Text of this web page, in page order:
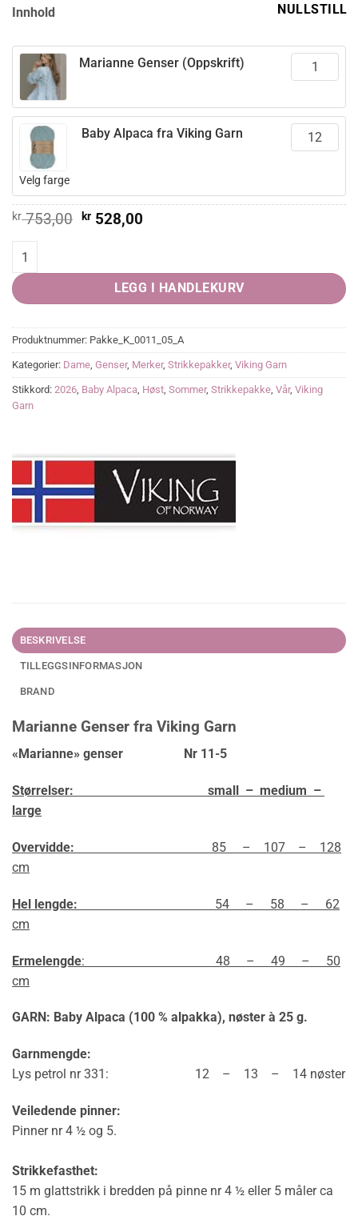
Innhold NULLSTILL
Marianne Genser (Oppskrift)
Velg farge
Baby Alpaca fra Viking Garn
kr753,00 Opprinnelig
kr528,00Nåværende
Marianne Genser quantity
LEGG I HANDLEKURV
Produktnummer: Pakke_K_0011_05_A
Kategorier: Dame Genser, Merker, Strikkepakker, Viking Garn
Stikkord: 2026 Baby Alpaca Høst Sommer, Strikkepakke Vår, Viking
Garn
BESKRIVELSE
TILLEGGSINFORMASJON
BRAND
Marianne Genser fra Viking Garn
«Marianne» genser Nr 11-5
Størrelser: small – medium –
large
Overvidde: 85 – 107 – 128
cm
Hel lengde: 54 – 58 – 62
cm
Ermelengde: 48 – 49 – 50
cm
GARN: Baby Alpaca (100 % alpakka), nøster à 25 g.
Garnmengde:
Lys petrol nr 331: 12 – 13 – 14 nøster
Veiledende pinner:
Pinner nr 4 ½ og 5.
Strikkefasthet:
15 m glattstrikk i bredden på pinne nr 4 ½ eller 5 måler ca
10 cm.